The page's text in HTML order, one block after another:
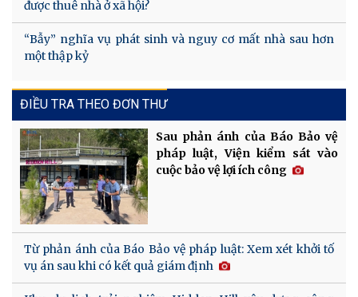
được thuê nhà ở xã hội?
“Bẫy” nghĩa vụ phát sinh và nguy cơ mất nhà sau hơn
một thập kỷ
ĐIỀU TRA THEO ĐƠN THƯ
Sau phản ánh của Báo Bảo vệ
pháp luật, Viện kiểm sát vào
cuộc bảo vệ lợi ích công
Từ phản ánh của Báo Bảo vệ pháp luật: Xem xét khởi tố
vụ án sau khi có kết quả giám định